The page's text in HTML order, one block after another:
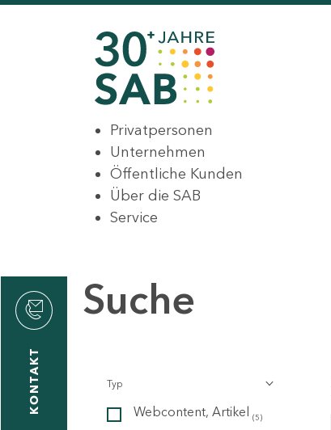
Privatpersonen
Unternehmen
Öffentliche Kunden
Über die SAB
Service
KONTAKT
Suche
Typ
Webcontent, Artikel (5)